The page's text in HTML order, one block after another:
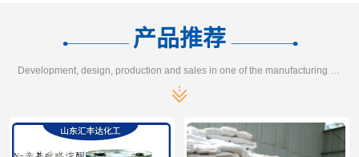
产品推荐